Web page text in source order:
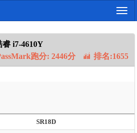
睿 i7-4610Y
跑分: 2446分
排名:1655
SR18D